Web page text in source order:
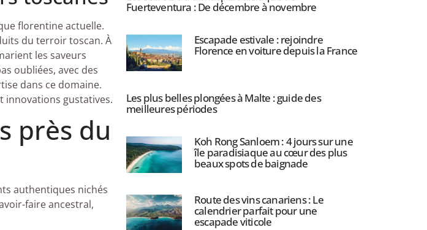
florentine actuelle.
du terroir toscan. À
les saveurs
oubliées, avec des
dans ce domaine.
innovations gustatives.
près du
authentiques nichés
faire ancestral,
Fuerteventura : De décembre à novembre
Escapade estivale : rejoindre
Florence en voiture depuis la France
Les plus belles plongées à Malte : guide des
meilleures périodes
Koh Rong Sanloem : 4 jours sur une
île paradisiaque au cœur des plus
beaux spots de baignade
Route des vins canariens : Le
calendrier parfait pour une
escapade viticole